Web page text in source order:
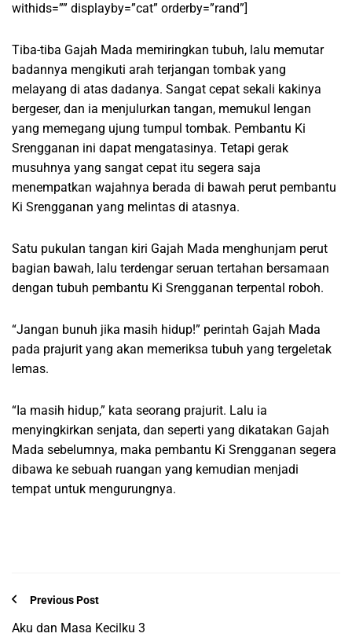
withids=”” displayby=”cat” orderby=”rand”]
Tiba-tiba Gajah Mada memiringkan tubuh, lalu memutar
badannya mengikuti arah terjangan tombak yang
melayang di atas dadanya. Sangat cepat sekali kakinya
bergeser, dan ia menjulurkan tangan, memukul lengan
yang memegang ujung tumpul tombak. Pembantu Ki
Srengganan ini dapat mengatasinya. Tetapi gerak
musuhnya yang sangat cepat itu segera saja
menempatkan wajahnya berada di bawah perut pembantu
Ki Srengganan yang melintas di atasnya.
Satu pukulan tangan kiri Gajah Mada menghunjam perut
bagian bawah, lalu terdengar seruan tertahan bersamaan
dengan tubuh pembantu Ki Srengganan terpental roboh.
“Jangan bunuh jika masih hidup!” perintah Gajah Mada
pada prajurit yang akan memeriksa tubuh yang tergeletak
lemas.
“Ia masih hidup,” kata seorang prajurit. Lalu ia
menyingkirkan senjata, dan seperti yang dikatakan Gajah
Mada sebelumnya, maka pembantu Ki Srengganan segera
dibawa ke sebuah ruangan yang kemudian menjadi
tempat untuk mengurungnya.
Previous Post
Aku dan Masa Kecilku 3